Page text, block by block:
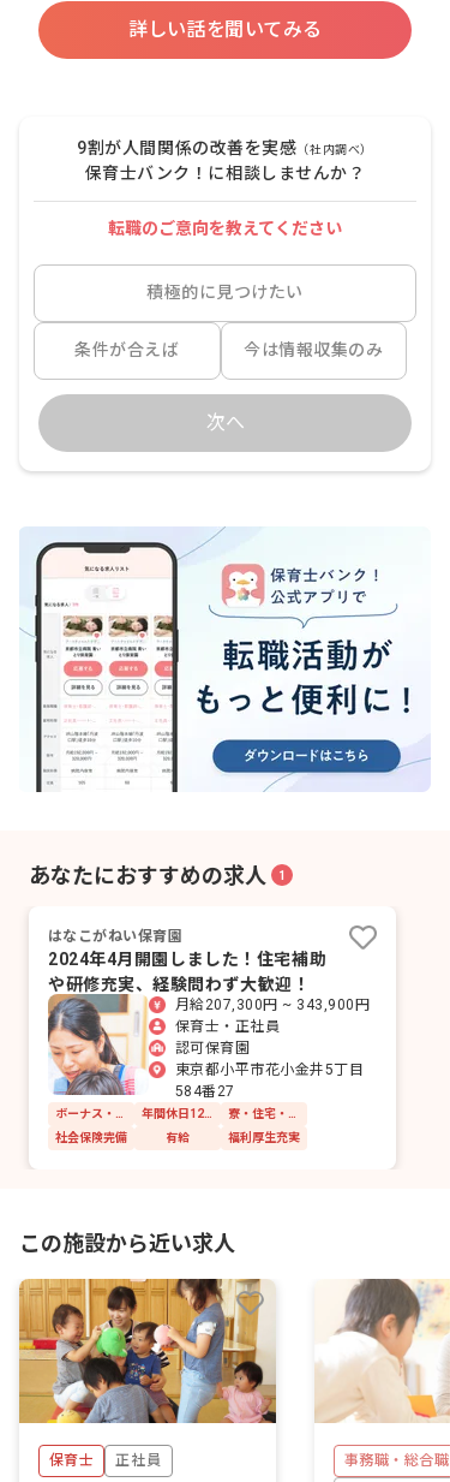
詳しい話を聞いてみる
9割が人間関係の改善を実感 （社内調べ）
保育士バンク！に相談しませんか？
転職のご意向を教えてください
積極的に見つけたい
条件が合えば 今は情報収集のみ
次へ
あなたにおすすめの求人 1
はなこがねい保育園
2024年4月開園しました！住宅補助
や研修充実、経験問わず大歓迎！
月給207,300円 ~ 343,900円
保育士・正社員
認可保育園
東京都小平市花小金井5丁目
584番27
社会保険完備
有給 福利厚生充実
この施設から近い求人
保育士 正社員 事務職・総合職